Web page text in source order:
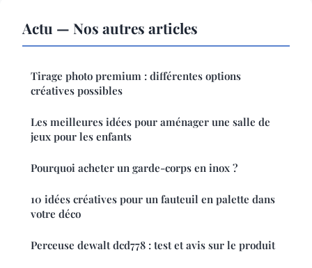
Actu — Nos autres articles
Tirage photo premium : différentes options
créatives possibles
Les meilleures idées pour aménager une salle de
jeux pour les enfants
Pourquoi acheter un garde-corps en inox ?
10 idées créatives pour un fauteuil en palette dans
votre déco
Perceuse dewalt dcd778 : test et avis sur le produit